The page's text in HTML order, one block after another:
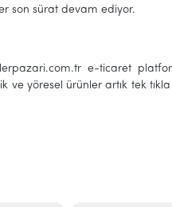
son sürat devam ediyor.
e-ticaret
ve yöresel ürünler artık tek